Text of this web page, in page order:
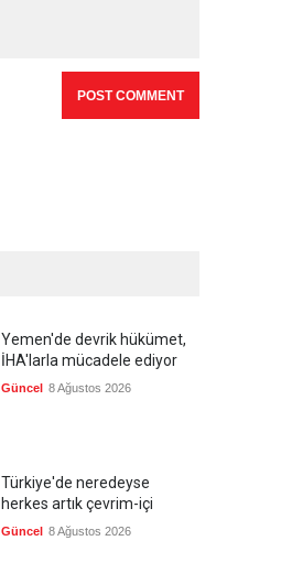
Yemen'de devrik hükümet,
İHA'larla mücadele ediyor
Güncel 8 Ağustos 2026
Türkiye'de neredeyse
herkes artık çevrim-içi
Güncel 8 Ağustos 2026